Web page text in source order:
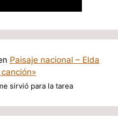
Paisaje nacional – Elda
sirvió para la tarea